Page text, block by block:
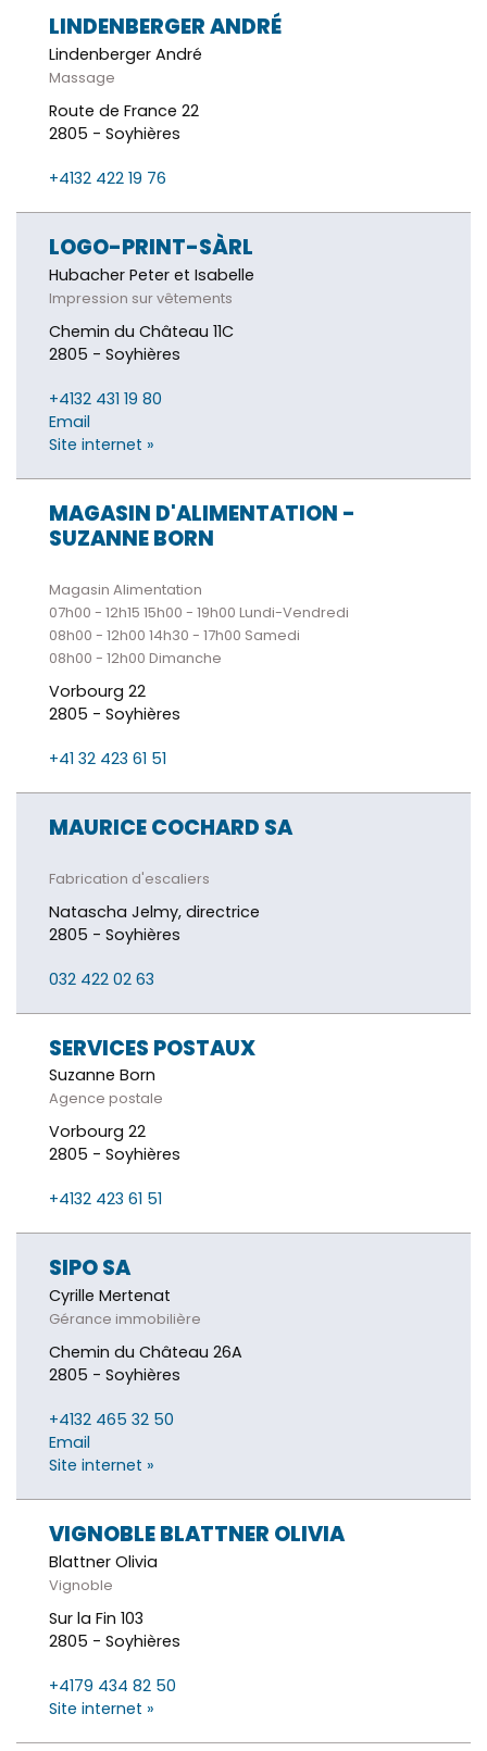
LINDENBERGER ANDRÉ
Lindenberger André
Massage
Route de France 22
2805 - Soyhières
+4132 422 19 76
LOGO-PRINT-SÀRL
Hubacher Peter et Isabelle
Impression sur vêtements
Chemin du Château 11C
2805 - Soyhières
+4132 431 19 80
Email
Site internet »
MAGASIN D'ALIMENTATION -
SUZANNE BORN
Magasin Alimentation
07h00 - 12h15 15h00 - 19h00 Lundi-Vendredi
08h00 - 12h00 14h30 - 17h00 Samedi
08h00 - 12h00 Dimanche
Vorbourg 22
2805 - Soyhières
+41 32 423 61 51
MAURICE COCHARD SA
Fabrication d'escaliers
Natascha Jelmy, directrice
2805 - Soyhières
032 422 02 63
SERVICES POSTAUX
Suzanne Born
Agence postale
Vorbourg 22
2805 - Soyhières
+4132 423 61 51
SIPO SA
Cyrille Mertenat
Gérance immobilière
Chemin du Château 26A
2805 - Soyhières
+4132 465 32 50
Email
Site internet »
VIGNOBLE BLATTNER OLIVIA
Blattner Olivia
Vignoble
Sur la Fin 103
2805 - Soyhières
+4179 434 82 50
Site internet »